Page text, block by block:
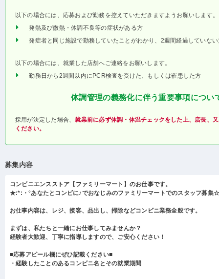
以下の場合には、応募および勤務を控えていただきますようお願いします。
発熱及び微熱・体調不良等の症状がある方
発症者と同じ施設で勤務していたことがわかり、2週間経過していな
以下の場合には、就業した店舗へご連絡をお願いします。
勤務日から2週間以内にPCR検査を受けた、もしくは罹患した方
体調管理の義務化に伴う重要事項につい
採用が決定した場合、就業前に必ず体調・体温チェックをした上、店長、
ください。
募集内容
コンビニエンスストア【ファミリーマート】のお仕事です。
★:*:・°あなたとコンビに♪でおなじみのファミリーマートでのスタッフ募集
お仕事内容は、レジ、接客、品出し、掃除などコンビニ業務全般です。
まずは、私たちと一緒にお仕事してみませんか？
経験者大歓迎、丁寧に指導しますので、ご安心ください！
■応募アピール欄にぜひ記載ください■
・経験したことのあるコンビニ名とその就業期間